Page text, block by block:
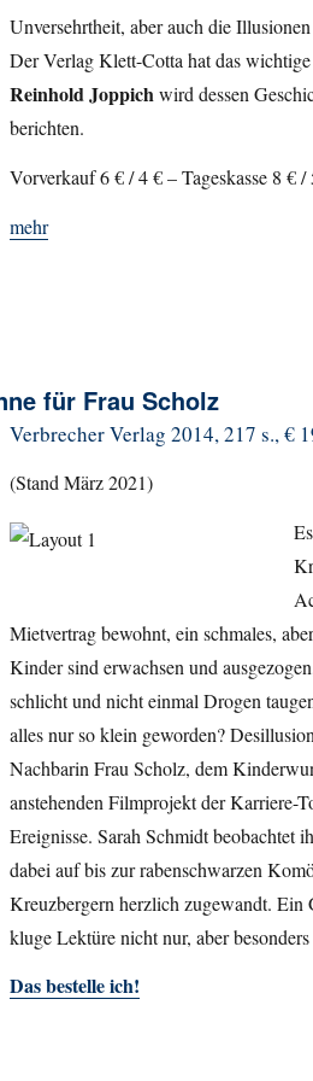
Unversehrtheit, aber auch die
Der Verlag Klett-Cotta hat das
Reinhold Joppichwird dessen
berichten.
Vorverkauf 6 € / 4 € – Tageskasse 8 € /
mehr
für Frau Scholz
Verbrecher Verlag 2014, 217 s., €
(Stand März 2021)
Mietvertrag bewohnt, ein schmales,
Kinder sind erwachsen und
schlicht und nicht einmal Drogen
alles nur so klein geworden?
Nachbarin Frau Scholz, dem
anstehenden Filmprojekt der Karriere-
Ereignisse. Sarah Schmidt beobachtet
dabei auf bis zur rabenschwarzen
Kreuzbergern herzlich zugewandt. Ein
kluge Lektüre nicht nur, aber
Das bestelle ich!